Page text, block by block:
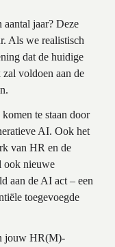
jaar? Deze
Als we realistisch
dat de huidige
voldoen aan de
te staan door
AI. Ook het
van HR en de
ook nieuwe
aan de AI act – een
toegevoegde
jouw HR(M)-